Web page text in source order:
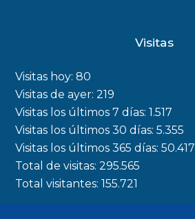
o
k
a
m
r
Visitas
Visitas hoy:80
Visitas de ayer:219
Visitas los últimos 7 días:1.517
Visitas los últimos 30 días:5.355
Visitas los últimos 365 días:50.417
Total de visitas:295.565
Total visitantes:155.721